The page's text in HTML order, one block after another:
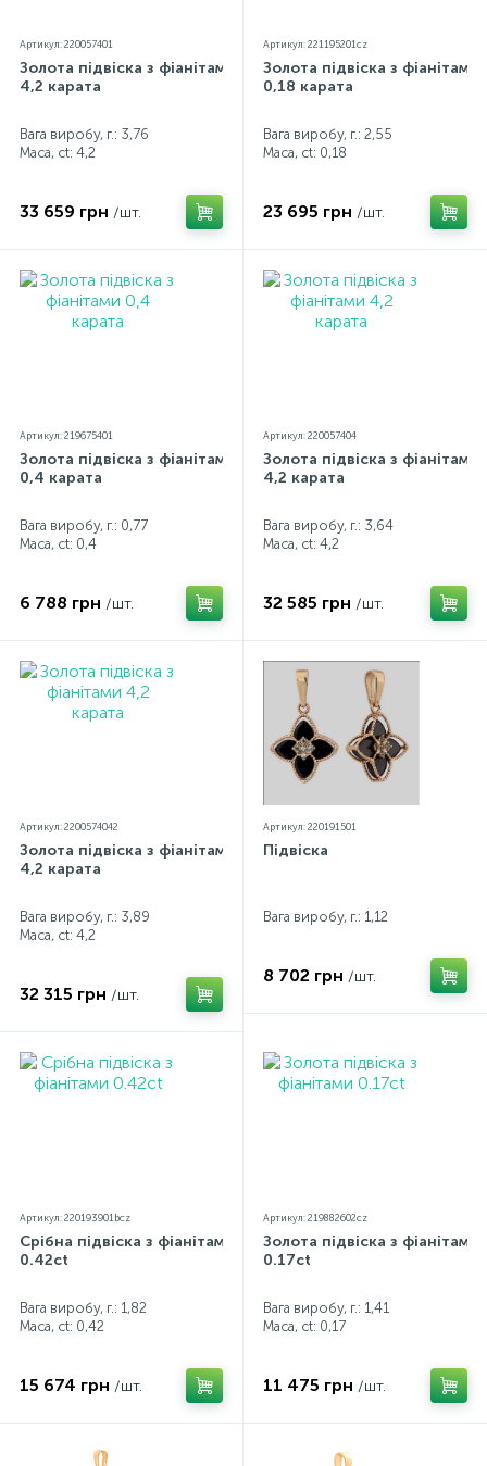
Артикул: 220057401
Золота підвіска з фіанітами
4,2 карата
Вага виробу, г.: 3,76
Маса, ct: 4,2
33 659 грн /шт.
Артикул: 221195201cz
Золота підвіска з фіанітами
0,18 карата
Вага виробу, г.: 2,55
Маса, ct: 0,18
23 695 грн /шт.
Артикул: 219675401
Золота підвіска з фіанітами
0,4 карата
Вага виробу, г.: 0,77
Маса, ct: 0,4
6 788 грн /шт.
Артикул: 220057404
Золота підвіска з фіанітами
4,2 карата
Вага виробу, г.: 3,64
Маса, ct: 4,2
32 585 грн /шт.
Артикул: 2200574042
Золота підвіска з фіанітами
4,2 карата
Вага виробу, г.: 3,89
Маса, ct: 4,2
32 315 грн /шт.
Артикул: 220191501
Підвіска
Вага виробу, г.: 1,12
8 702 грн /шт.
Артикул: 220193901bcz
Срібна підвіска з фіанітами
0.42ct
Вага виробу, г.: 1,82
Маса, ct: 0,42
15 674 грн /шт.
Артикул: 219882602cz
Золота підвіска з фіанітами
0.17ct
Вага виробу, г.: 1,41
Маса, ct: 0,17
11 475 грн /шт.